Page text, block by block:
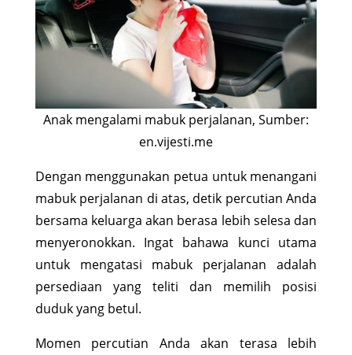
Anak mengalami mabuk perjalanan, Sumber:
en.vijesti.me
Dengan menggunakan petua untuk menangani
mabuk perjalanan di atas, detik percutian Anda
bersama keluarga akan berasa lebih selesa dan
menyeronokkan. Ingat bahawa kunci utama
untuk mengatasi mabuk perjalanan adalah
persediaan yang teliti dan memilih posisi
duduk yang betul.
Momen percutian Anda akan terasa lebih